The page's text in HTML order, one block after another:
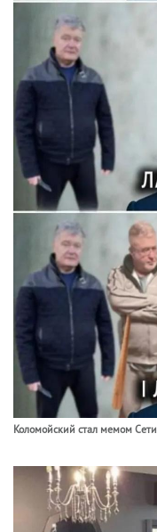
Коломойский стал мемом Сети